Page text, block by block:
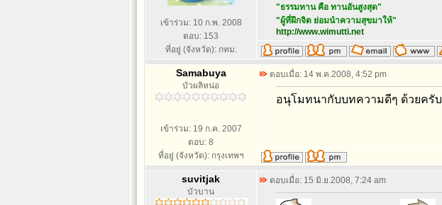
เข้าร่วม: 10 ก.พ. 2008
ตอบ: 153
ที่อยู่ (จังหวัด): กทม.
"ธรรมทาน คือ ทานอันสูงสุด"
"ผู้ที่ฝึกจิต ย่อมนำความสุขมาให้"
http://www.wimutti.net
Samabuya
บัวผลิหน่อ
เข้าร่วม: 19 ก.ค. 2007
ตอบ: 8
ที่อยู่ (จังหวัด): กรุงเทพฯ
ตอบเมื่อ: 14 พ.ค.2008, 4:52 pm
อนุโมทนากับบทความดีๆ ด้วยครับ
suvitjak
บัวบาน
ตอบเมื่อ: 15 มิ.ย.2008, 7:24 am